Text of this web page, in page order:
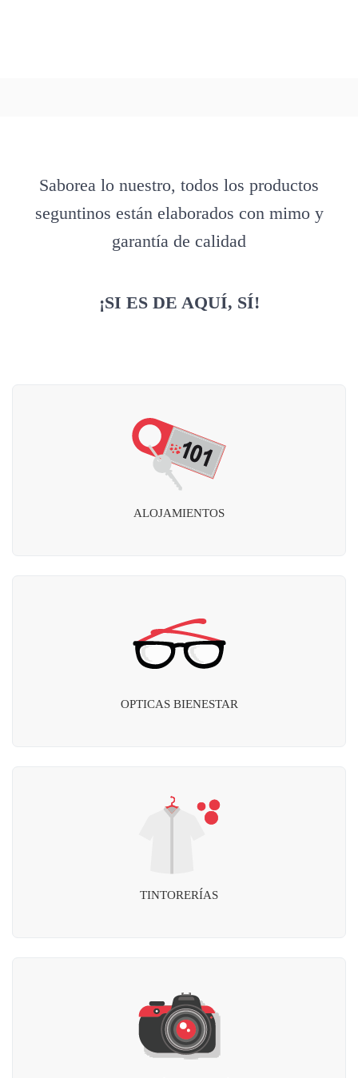
Saborea lo nuestro, todos los productos
seguntinos están elaborados con mimo y
garantía de calidad
¡SI ES DE AQUÍ, SÍ!
ALOJAMIENTOS
OPTICAS BIENESTAR
TINTORERÍAS